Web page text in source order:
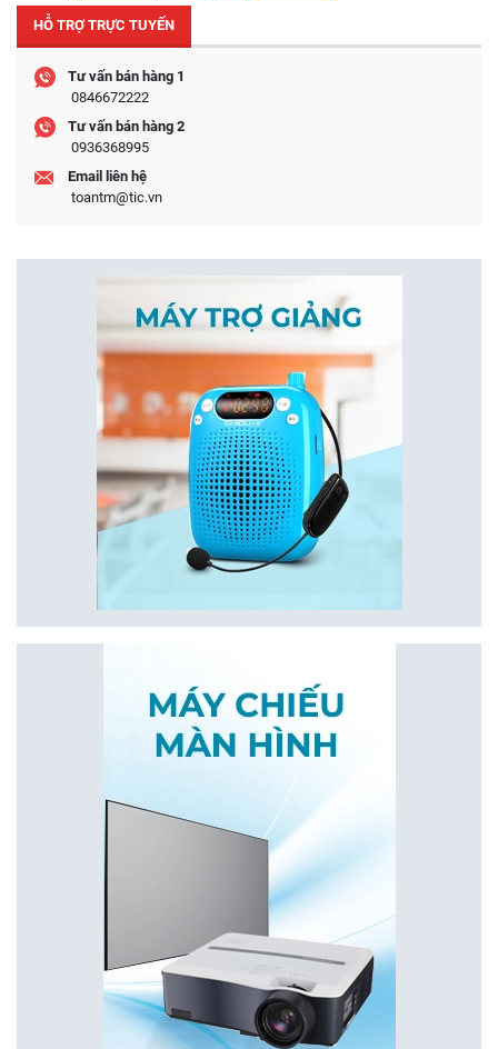
HỖ TRỢ TRỰC TUYẾN
Tư vấn bán hàng 1
0846672222
Tư vấn bán hàng 2
0936368995
Email liên hệ
toantm@tic.vn